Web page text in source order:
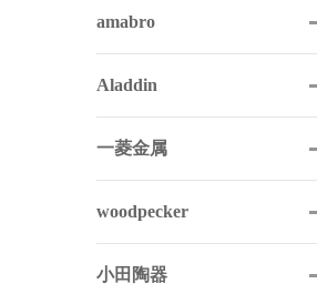
amabro
Aladdin
一菱金属
woodpecker
小田陶器